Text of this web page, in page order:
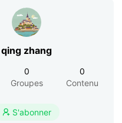
qing zhang
0
Groupes
0
Contenu
 S'abonner